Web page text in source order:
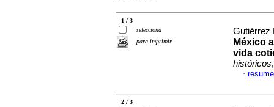
1 / 3
selecciona
para imprimir
Gutiérrez
México
vida
históricos
·
2 / 3